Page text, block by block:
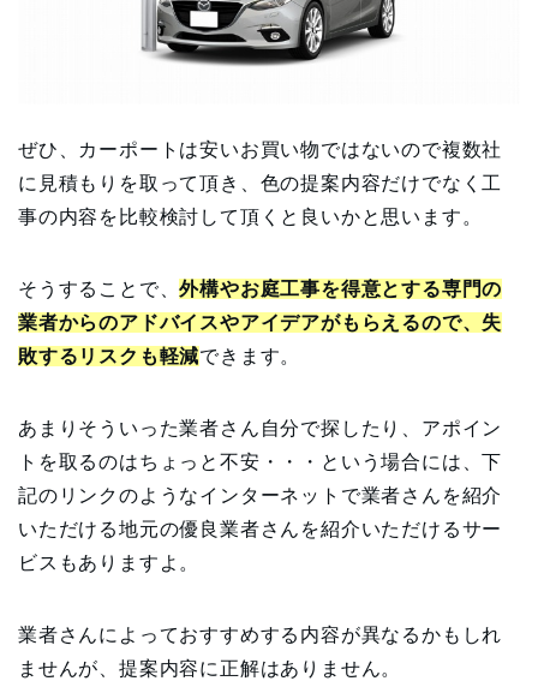
ぜひ、カーポートは安いお買い物ではないので複数社
に見積もりを取って頂き、色の提案内容だけでなく工
事の内容を比較検討して頂くと良いかと思います。
そうすることで、外構やお庭工事を得意とする専門の
業者からのアドバイスやアイデアがもらえるので、失
敗するリスクも軽減できます。
あまりそういった業者さん自分で探したり、アポイン
トを取るのはちょっと不安・・・という場合には、下
記のリンクのようなインターネットで業者さんを紹介
いただける地元の優良業者さんを紹介いただけるサー
ビスもありますよ。
業者さんによっておすすめする内容が異なるかもしれ
ませんが、提案内容に正解はありません。